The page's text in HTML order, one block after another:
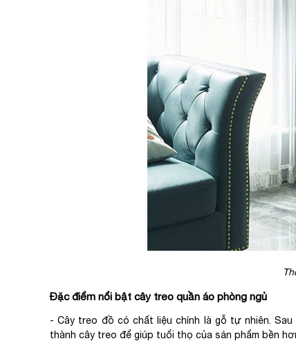
Đặc điểm nổi bật cây treo quần áo phòng ngủ
- Cây treo đồ có chất liệu chính là gỗ tự nhiên.
thành cây treo để giúp tuổi thọ của sản phẩm bền